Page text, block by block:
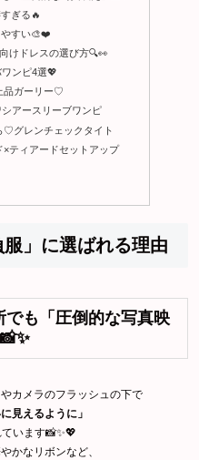
ぎる🔥
やすい🎨❤️
けドレスの選び方🔍👀
ンピ4選💖
品ガーリー♡
アースリーブワンピ
♡グレンチェックタイト
ティアードセットアップ
」に選ばれる理由
も「圧倒的な写真映
カメラのフラッシュの下で
見えるように」
います📸✨💖
かなリボンなど、